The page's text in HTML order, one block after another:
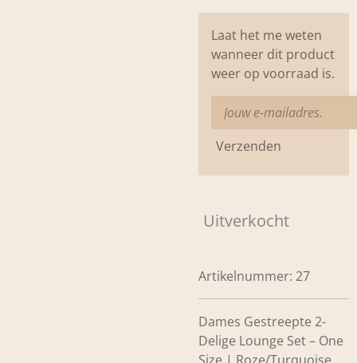
Laat het me weten
wanneer dit product
weer op voorraad is.
Verzenden
Uitverkocht
Artikelnummer: 27
Dames Gestreepte 2-
Delige Lounge Set – One